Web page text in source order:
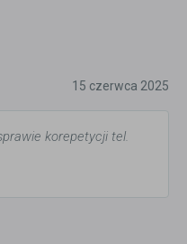
15 czerwca 2025
korepetycji tel.